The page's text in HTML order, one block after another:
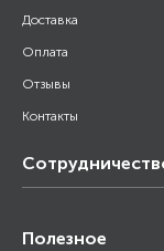
Доставка
Оплата
Отзывы
Контакты
Снабжение
Полезное